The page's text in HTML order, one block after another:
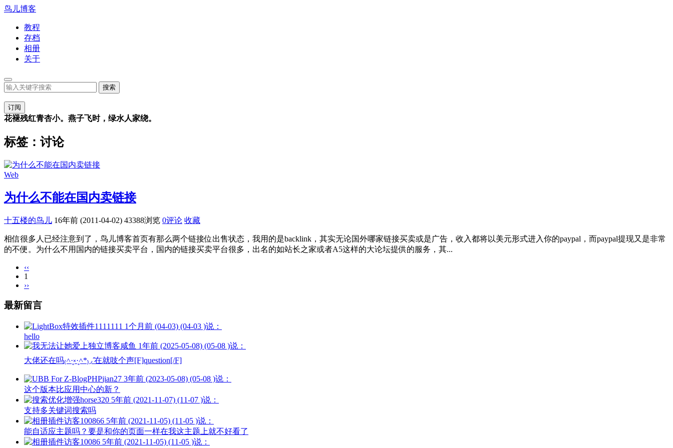
鸟儿博客
教程
存档
相册
关于
订阅
花褪残红青杏小。燕子飞时，绿水人家绕。
标签：讨论
Web
为什么不能在国内卖链接
十五楼的鸟儿 16年前 (2011-04-02) 43388浏览 0评论 收藏
相信很多人已经注意到了，鸟儿博客首页有那么两个链接位出售状态，我用的是backlink，其实无论国外哪家链接买卖或是广告，收入都将以美元形式进入你的paypal，而paypal提现又是非常
的不便。为什么不用国内的链接买卖平台，国内的链接买卖平台很多，出名的如站长之家或者A5这样的大论坛提供的服务，其...
‹‹
1
››
最新留言
1111111 1个月前 (04-03) (04-03 )说：
hello
咸鱼 1年前 (2025-05-08) (05-08 )说：
大佬还在吗₍˄·͈༝·͈˄*₎◞ ̑̑在就吱个声[F]question[/F]
jian27 3年前 (2023-05-08) (05-08 )说：
这个版本比应用中心的新？
horse320 5年前 (2021-11-07) (11-07 )说：
支持多关键词搜索吗
访客100866 5年前 (2021-11-05) (11-05 )说：
能自适应主题吗？要是和你的页面一样在我这主题上就不好看了
访客10086 5年前 (2021-11-05) (11-05 )说：